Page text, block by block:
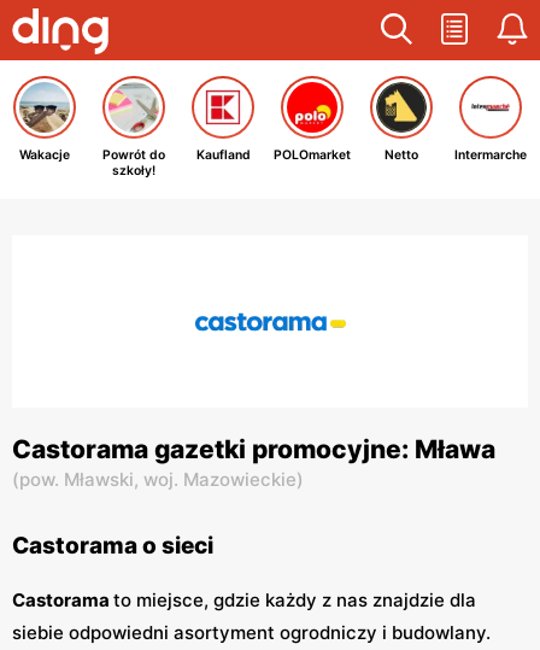
Wakacje
Powrót do
szkoły!
Kaufland POLOmarket Netto Intermarche
Castorama gazetki promocyjne: Mława
(pow. Mławski, woj. Mazowieckie)
Castorama o sieci
Castorama to miejsce, gdzie każdy z nas znajdzie dla
siebie odpowiedni asortyment ogrodniczy i budowlany.